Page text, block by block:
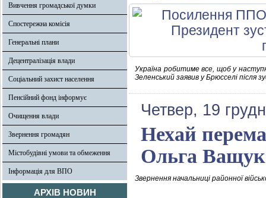
Вивчення громадської думки
Спостережна комісія
Генеральні плани
Децентралізація влади
Соціальний захист населення
Пенсійний фонд інформує
Очищення влади
Звернення громадян
Містобудівні умови та обмеження
Інформація для ВПО
АРХІВ НОВИН
Україна робитиме все, щоб у
Зеленський заявив у Брюсселі після
Четвер, 19
Нехай
Ольга Ващук
Звернення начальниці районної